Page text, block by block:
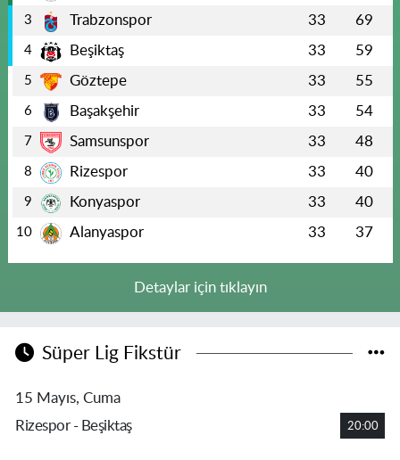
3 Trabzonspor 33 69
4 Beşiktaş 33 59
5 Göztepe 33 55
6 Başakşehir 33 54
7 Samsunspor 33 48
8 Rizespor 33 40
9 Konyaspor 33 40
10 Alanyaspor 33 37
Detaylar için tıklayın
Süper Lig Fikstür
15 Mayıs, Cuma
Rizespor - Beşiktaş
20:00